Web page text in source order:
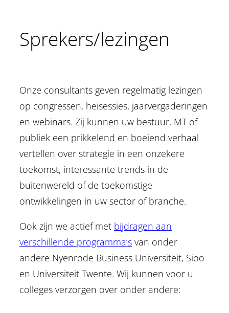
Sprekers/lezingen
Onze consultants geven regelmatig lezingen
op congressen, heisessies, jaarvergaderingen
en webinars. Zij kunnen uw bestuur, MT of
publiek een prikkelend en boeiend verhaal
vertellen over strategie in een onzekere
toekomst, interessante trends in de
buitenwereld of de toekomstige
ontwikkelingen in uw sector of branche.
Ook zijn we actief met bijdragen aan
verschillende programma’s van onder
andere Nyenrode Business Universiteit, Sioo
en Universiteit Twente. Wij kunnen voor u
colleges verzorgen over onder andere: